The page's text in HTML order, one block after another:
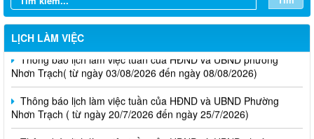
LỊCH LÀM VIỆC
Thông báo lịch làm việc tuần của HĐND và UBND phường
Nhơn Trạch( từ ngày 03/08/2026 đến ngày 08/08/2026)
Thông báo lịch làm việc tuần của HĐND và UBND Phường
Nhơn Trạch ( từ ngày 20/7/2026 đến ngày 25/7/2026)
Thông báo lịch làm việc tuần của HĐND và UBND phường